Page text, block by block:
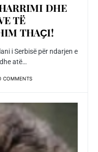
DHE
TË
THAҪI!
i Serbisë për ndarjen e
atë…
COMMENTS